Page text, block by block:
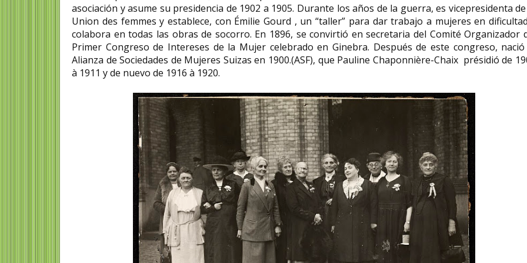
asociación y asume su presidencia de 1902 a 1905. Durante los años de la guerra, es vicepresidenta
Union des femmes y establece, con Émilie Gourd , un “taller” para dar trabajo a mujeres en
colabora en todas las obras de socorro. En 1896, se convirtió en secretaria del Comité Organizador
Primer Congreso de Intereses de la Mujer celebrado en Ginebra. Después de este congreso,
Alianza de Sociedades de Mujeres Suizas en 1900.(ASF), que Pauline Chaponnière-Chaix présidió de
à 1911 y de nuevo de 1916 à 1920.